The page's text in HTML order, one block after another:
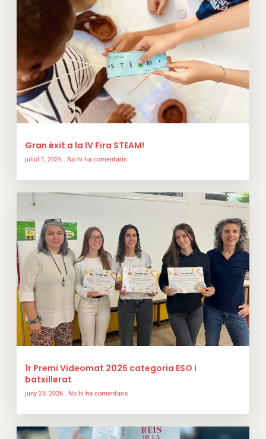
Gran èxit a la IV Fira STEAM!
juliol 1, 2026 No hi ha comentaris
1r Premi Videomat 2026 categoria ESO i
batxillerat
juny 23, 2026 No hi ha comentaris